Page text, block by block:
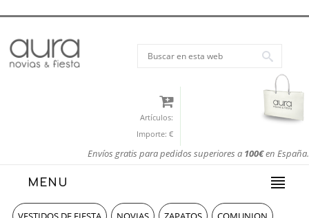
Artículos:
Importe: €
Envíos gratis para pedidos superiores a 100€en España.
MENU